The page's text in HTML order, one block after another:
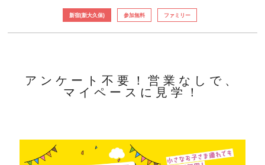
新宿(新大久保) 参加無料 ファミリー
アンケート不要！営業なしで、
マイペースに見学！